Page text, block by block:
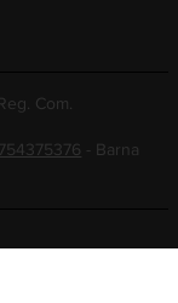
Com.
- Barna